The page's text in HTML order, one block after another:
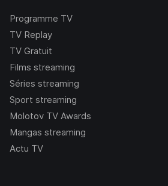
Programme TV
TV Replay
TV Gratuit
Films streaming
Séries streaming
Sport streaming
Molotov TV Awards
Mangas streaming
Actu TV